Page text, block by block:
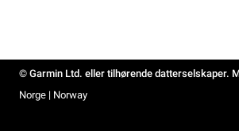
© Garmin Ltd. eller tilhørende datterselskaper.
Norge | Norway